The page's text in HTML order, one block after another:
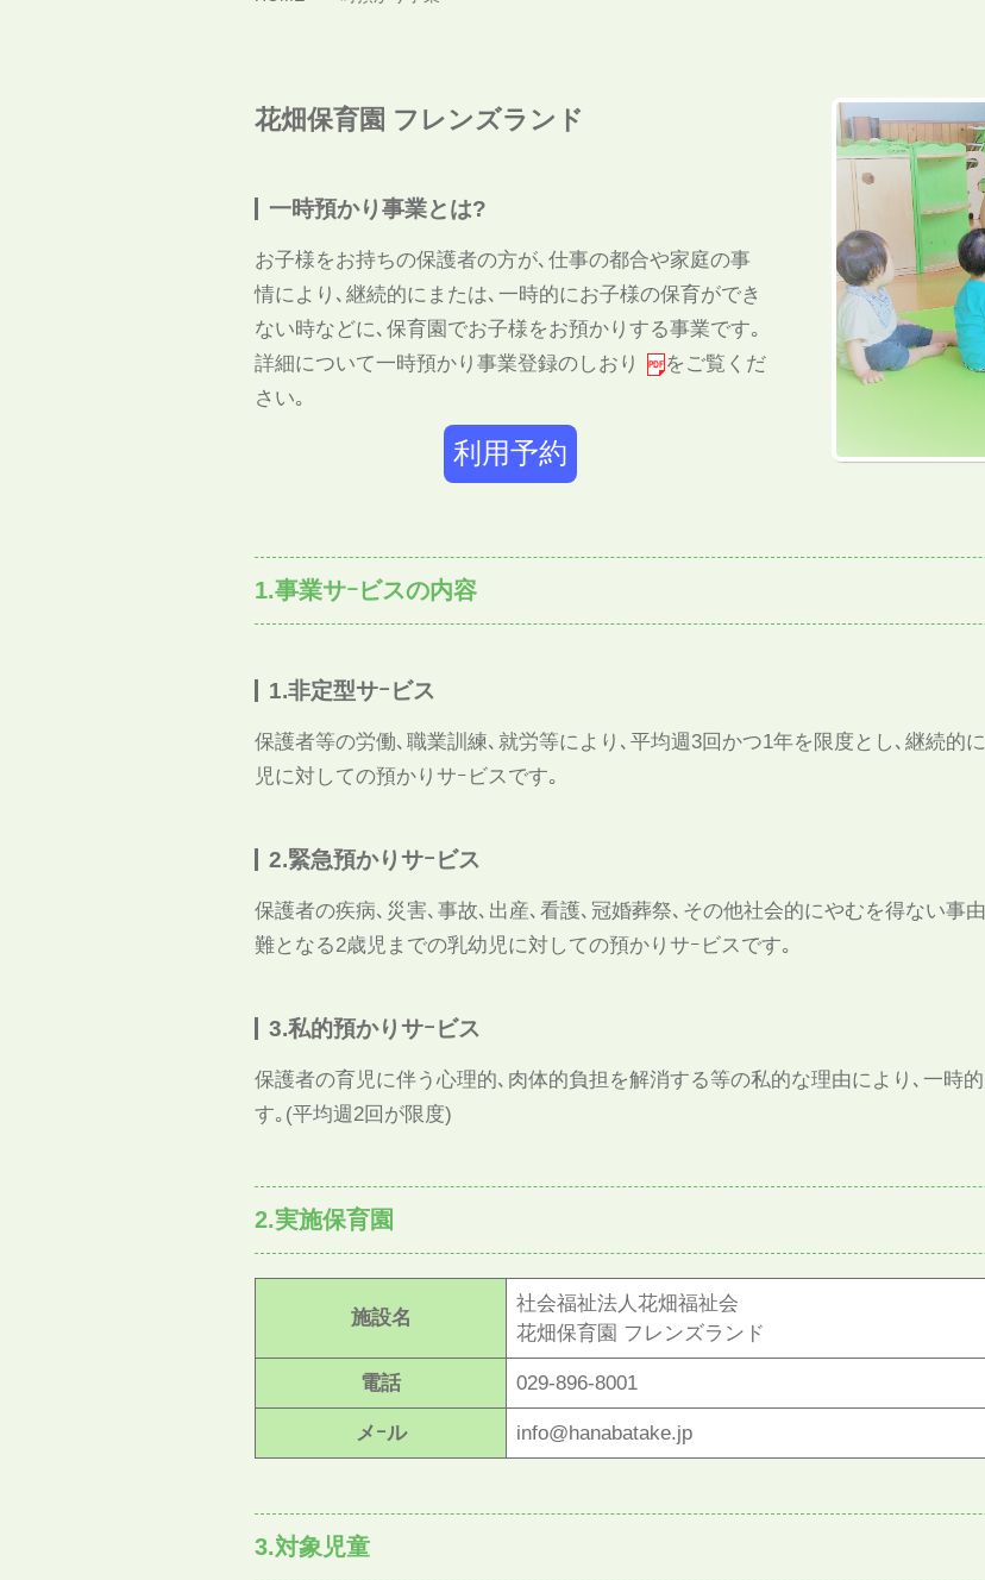
花畑保育園 フレンズランド
一時預かり事業とは?
お子様をお持ちの保護者の方が､仕事の都合や家庭の事
情により､継続的にまたは､一時的にお子様の保育ができ
ない時などに､保育園でお子様をお預かりする事業です｡
詳細について一時預かり事業登録のしおり
をご覧くだ
さい｡
利用予約
1.事業サｰビスの内容
1.非定型サｰビス
保護者等の労働､職業訓練､就労等により､平均週3回かつ1年を限度とし､継続的
児に対しての預かりサｰビスです｡
2.緊急預かりサｰビス
保護者の疾病､災害､事故､出産､看護､冠婚葬祭､その他社会的にやむを得ない事
難となる2歳児までの乳幼児に対しての預かりサｰビスです｡
3.私的預かりサｰビス
保護者の育児に伴う心理的､肉体的負担を解消する等の私的な理由により､一時
す｡(平均週2回が限度)
2.実施保育園
施設名
社会福祉法人花畑福祉会
花畑保育園 フレンズランド
電話 029-896-8001
メｰル info@hanabatake.jp
3.対象児童